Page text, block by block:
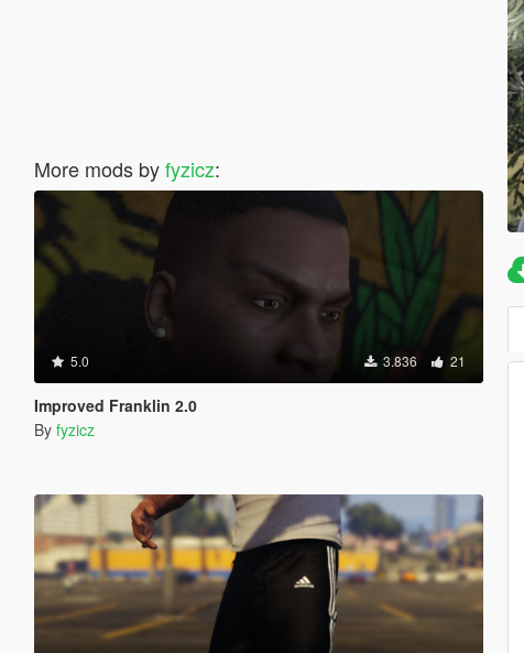
More mods byfyzicz:
5.0 3.836 21
Improved Franklin 2.0
By fyzicz